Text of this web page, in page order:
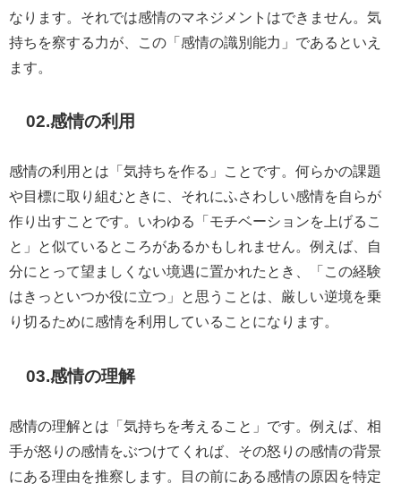
なります。それでは感情のマネジメントはできません。気
持ちを察する力が、この「感情の識別能力」であるといえ
ます。
02.感情の利用
感情の利用とは「気持ちを作る」ことです。何らかの課題
や目標に取り組むときに、それにふさわしい感情を自らが
作り出すことです。いわゆる「モチベーションを上げるこ
と」と似ているところがあるかもしれません。例えば、自
分にとって望ましくない境遇に置かれたとき、「この経験
はきっといつか役に立つ」と思うことは、厳しい逆境を乗
り切るために感情を利用していることになります。
03.感情の理解
感情の理解とは「気持ちを考えること」です。例えば、相
手が怒りの感情をぶつけてくれば、その怒りの感情の背景
にある理由を推察します。目の前にある感情の原因を特定